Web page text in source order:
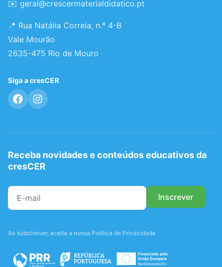
✉️ geral@crescermaterialdidatico.pt
📍 Rua Natália Correia, n.º 4-B
Vale Mourão
2635-475 Rio de Mouro
Siga a cresCER
Receba novidades e conteúdos educativos da
cresCER
Ao subscrever, aceita a nossa Política de Privacidade